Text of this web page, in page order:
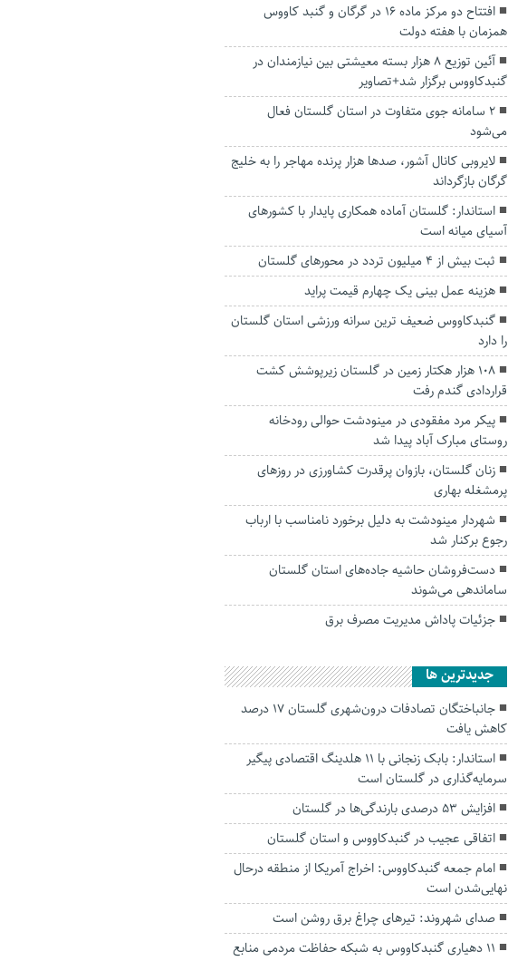
افتتاح دو مرکز ماده ۱۶ در گرگان و گنبد کاووس
همزمان با هفته دولت
آئین توزیع ۸ هزار بسته معیشتی بین نیازمندان در‌
گنبدکاووس برگزار شد+تصاویر
2 سامانه جوی متفاوت در استان گلستان فعال
می‌شود
لایروبی کانال آشور، صدها هزار پرنده مهاجر را به خلیج
گرگان بازگرداند
استاندار: گلستان آماده همکاری پایدار با کشورهای
آسیای میانه است
ثبت بیش از ۴ میلیون تردد در محور‌های گلستان
هزینه عمل بینی یک چهارم قیمت پراید
گنبدکاووس ضعیف ترین سرانه ورزشی استان گلستان
را دارد
۱۰۸ هزار هکتار زمین‌ در گلستان زیرپوشش کشت
قراردادی گندم رفت
پیکر مرد مفقودی در مینودشت حوالی رودخانه
روستای مبارک آباد پیدا شد
زنان گلستان، بازوان پرقدرت کشاورزی در روزهای
پرمشغله بهاری
شهردار مینودشت به دلیل برخورد نامناسب با ارباب
رجوع برکنار شد
دست‌فروشان حاشیه جاده‌های استان گلستان
ساماندهی می‌شوند
جزئیات پاداش مدیریت مصرف برق
جديدترين ها
جانباختگان تصادفات درون‌شهری گلستان ۱۷ درصد
کاهش یافت
استاندار: بابک زنجانی با ۱۱ هلدینگ اقتصادی پیگیر
سرمایه‌گذاری در گلستان است
افزایش ۵۳ درصدی بارندگی‌ها در گلستان
اتفاقی عجیب در‌ گنبدکاووس و استان گلستان
امام جمعه گنبدکاووس: اخراج آمریکا از منطقه درحال
نهایی‌شدن است
صدای شهروند: تیرهای چراغ برق روشن است
۱۱ دهیاری گنبدکاووس به شبکه حفاظت مردمی منابع